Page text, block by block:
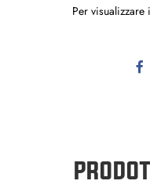
Per visualizzare